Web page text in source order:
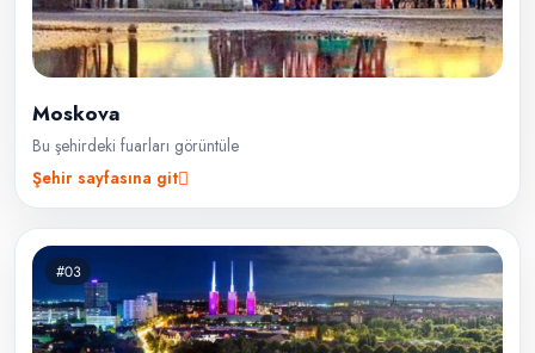
Moskova
Bu şehirdeki fuarları görüntüle
Şehir sayfasına git
#03